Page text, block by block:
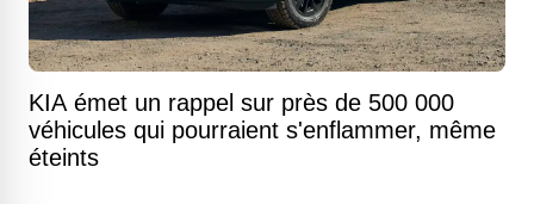
KIA émet un rappel sur près de 500 000
véhicules qui pourraient s'enflammer, même
éteints